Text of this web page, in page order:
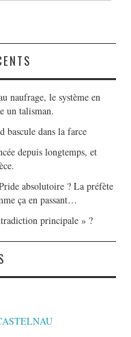
naufrage, le système en
un talisman.
bascule dans la farce
depuis longtemps, et
absolutoire ? La préfète
ça en passant…
principale » ?